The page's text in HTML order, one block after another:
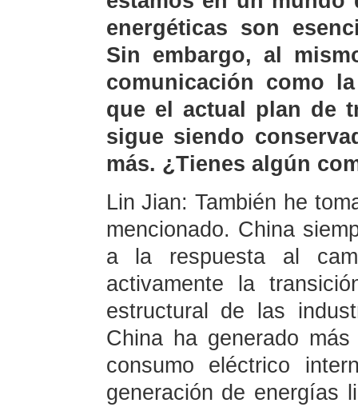
energéticas son
Sin embargo, al
comunicación como
que el actual plan de
sigue siendo
más. ¿Tienes algún
Lin Jian: También he
mencionado. China
a la respuesta al
activamente la
estructural de las
China ha generado
consumo eléctrico
generación de energías